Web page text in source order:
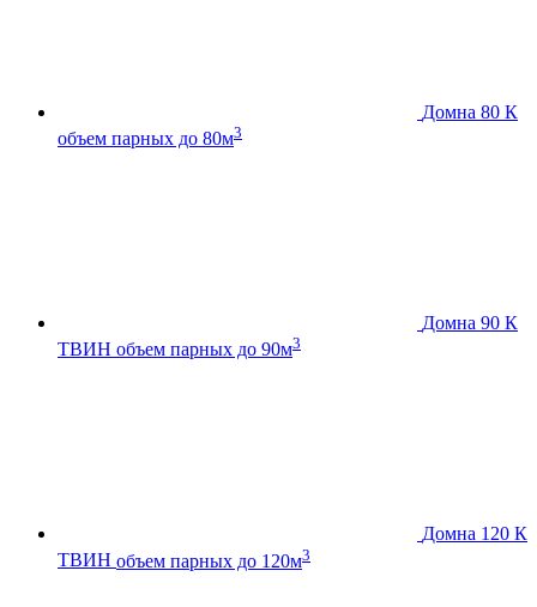
Домна 80 К
объем парных до 80м3
Домна 90 К
ТВИН объем парных до 90м3
Домна 120 К
ТВИН объем парных до 120м3